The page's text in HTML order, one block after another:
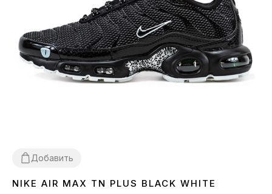
Добавить
41
NIKE AIR MAX TN PLUS BLACK WHITE